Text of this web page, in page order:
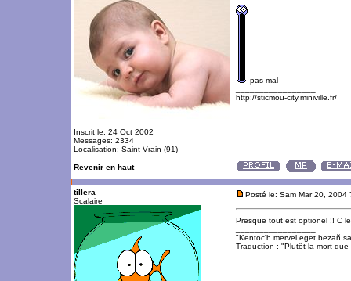
Inscrit le: 24 Oct 2002
Messages: 2334
Localisation: Saint Vrain (91)
pas mal
http://sticmou-city.miniville.fr/
Revenir en haut
tillera
Scalaire
Posté le: Sam Mar 20, 2004
Presque tout est optionel !! C
"Kentoc'h mervel eget bezañ
Traduction : "Plutôt la mort que